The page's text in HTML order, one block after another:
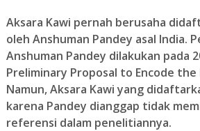
Aksara Kawi pernah berusaha
oleh Anshuman Pandey asal India.
Anshuman Pandey dilakukan pada
Preliminary Proposal to Encode the
Namun, Aksara Kawi yang
karena Pandey dianggap tidak
referensi dalam penelitiannya.